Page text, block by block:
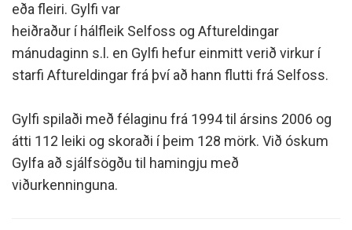
eða fleiri. Gylfi var
heiðraður í hálfleik Selfoss og Aftureldingar
mánudaginn s.l. en Gylfi hefur einmitt verið virkur í
starfi Aftureldingar frá því að hann flutti frá Selfoss.
Gylfi spilaði með félaginu frá 1994 til ársins 2006 og
átti 112 leiki og skoraði í þeim 128 mörk. Við óskum
Gylfa að sjálfsögðu til hamingju með
viðurkenninguna.